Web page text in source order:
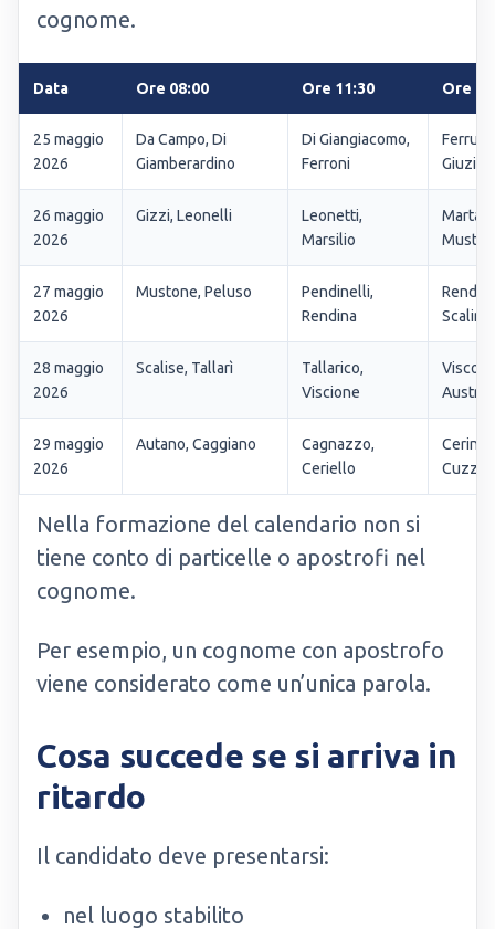
cognome.
Data Ore 08:00 Ore 11:30 Ore
25 maggio
2026
Da Campo, Di
Giamberardino
Di Giangiacomo,
Ferroni
Giuzio
26 maggio
2026
Gizzi, Leonelli
Leonetti,
Marsilio
Musto
27 maggio
2026
Mustone, Peluso
Pendinelli,
Rendina
Scalinci
28 maggio
2026
Scalise, Tallarì
Tallarico,
Viscione
Austro
29 maggio
2026
Autano, Caggiano
Cagnazzo,
Ceriello
Cerini,
Nella formazione del calendario non si
tiene conto di particelle o apostrofi nel
cognome.
Per esempio, un cognome con apostrofo
viene considerato come un’unica parola.
Cosa succede se si arriva in
ritardo
Il candidato deve presentarsi:
nel luogo stabilito